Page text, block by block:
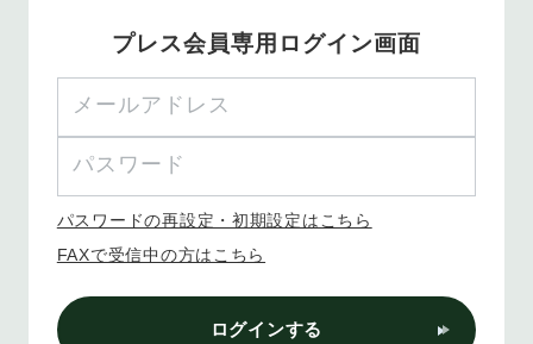
プレス会員専用ログイン画面
パスワードの再設定・初期設定はこちら
FAXで受信中の方はこちら
ログインする